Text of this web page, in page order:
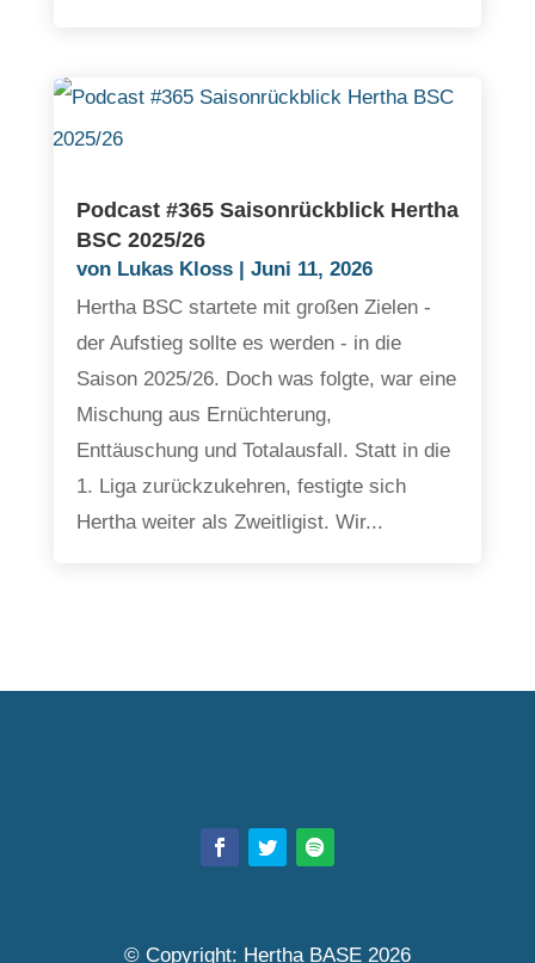
Podcast #365 Saisonrückblick Hertha
BSC 2025/26
von Lukas Kloss| Juni 11, 2026
Hertha BSC startete mit großen Zielen -
der Aufstieg sollte es werden - in die
Saison 2025/26. Doch was folgte, war eine
Mischung aus Ernüchterung,
Enttäuschung und Totalausfall. Statt in die
1. Liga zurückzukehren, festigte sich
Hertha weiter als Zweitligist. Wir...
© Copyright: Hertha BASE 2026